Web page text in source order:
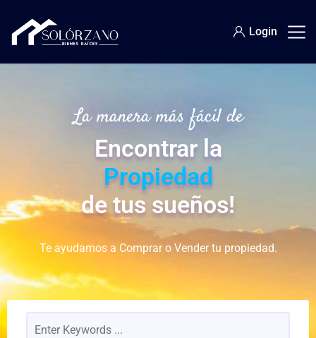
Login
La manera más fácil de
Encontrar la
Propiedad
de tus sueños!
Te ayudamos a Comprar o Vender tu propiedad.